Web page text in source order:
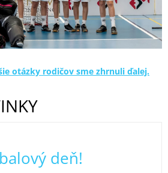
otázky rodičov sme zhrnuli ďalej.
deň!